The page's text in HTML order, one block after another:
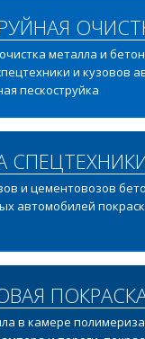
металла и
и кузовов
пескоструйка
и цементовозов
автомобилей
в камере